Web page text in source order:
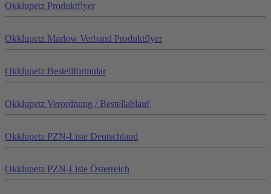
Okklupetz Produktflyer
Okklupetz Marlow Verband Produktflyer
Okklupetz Bestellformular
Okklupetz Verordnung / Bestellablauf
Okklupetz PZN-Liste Deutschland
Okklupetz PZN-Liste Österreich